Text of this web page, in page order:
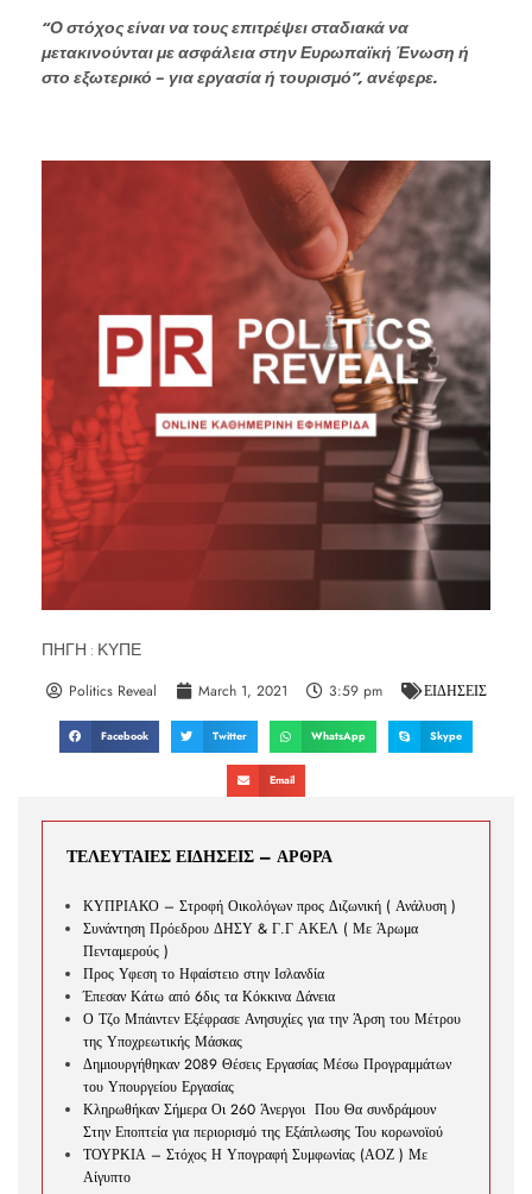
“Ο στόχος είναι να τους επιτρέψει σταδιακά να
μετακινούνται με ασφάλεια στην Ευρωπαϊκή Ένωση ή
στο εξωτερικό – για εργασία ή τουρισμό”, ανέφερε.
ΠΗΓΗ : ΚΥΠΕ
Politics Reveal March 1, 2021 3:59 pm ΕΙΔΗΣΕΙΣ
Facebook Twitter WhatsApp Skype
Email
ΤΕΛΕΥΤΑΙΕΣ ΕΙΔΗΣΕΙΣ – ΑΡΘΡΑ
ΚΥΠΡΙΑΚΟ – Στροφή Οικολόγων προς Διζωνική ( Ανάλυση )
Συνάντηση Πρόεδρου ΔΗΣΥ & Γ.Γ ΑΚΕΛ ( Με Άρωμα
Πενταμερούς )
Προς Υφεση το Ηφαίστειο στην Ισλανδία
Έπεσαν Κάτω από 6δις τα Κόκκινα Δάνεια
Ο Τζο Μπάιντεν Εξέφρασε Ανησυχίες για την Άρση του Μέτρου
της Υποχρεωτικής Μάσκας
Δημιουργήθηκαν 2089 Θέσεις Εργασίας Μέσω Προγραμμάτων
του Υπουργείου Εργασίας
Κληρωθήκαν Σήμερα Οι 260 Άνεργοι Που Θα συνδράμουν
Στην Εποπτεία για περιορισμό της Εξάπλωσης Του κορωνοϊού
ΤΟΥΡΚΙΑ – Στόχος Η Υπογραφή Συμφωνίας (ΑΟΖ ) Με
Αίγυπτο